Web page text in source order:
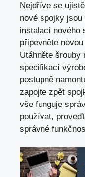
Nejdříve se
nové spojky jsou
instalací nového
připevněte
Utáhněte šrouby
specifikací
postupně
zapojte zpět
vše funguje
používat,
správné